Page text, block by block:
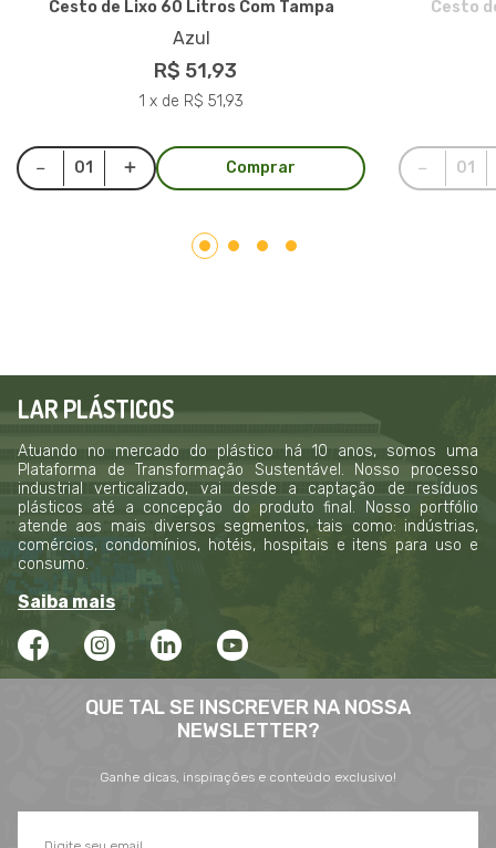
Cesto de Lixo 60 Litros Com Tampa
Azul
R$ 51,93
1 x de R$ 51,93
Comprar
Cesto
LAR PLÁSTICOS
Atuando no mercado do plástico há 10 anos, somos uma
Plataforma de Transformação Sustentável. Nosso processo
industrial verticalizado, vai desde a captação de resíduos
plásticos até a concepção do produto final. Nosso portfólio
atende aos mais diversos segmentos, tais como: indústrias,
comércios, condomínios, hotéis, hospitais e itens para uso e
consumo.
Saiba mais
QUE TAL SE INSCREVER NA NOSSA
NEWSLETTER?
Ganhe dicas, inspirações e conteúdo exclusivo!